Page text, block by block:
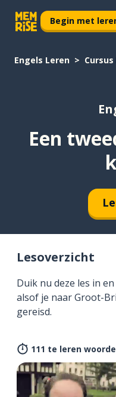
Begin met
Engels Leren
Een
Lesoverzicht
Duik nu deze les in
alsof je naar Groot-
gereisd.
111 te leren